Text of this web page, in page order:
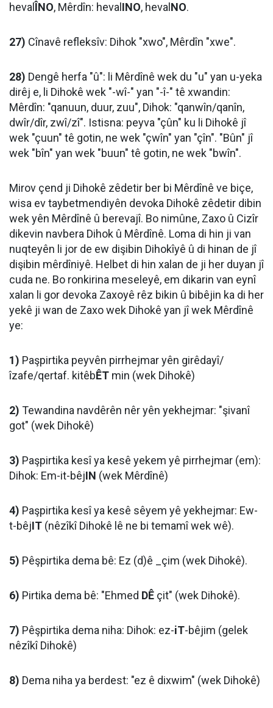
heval ÎNO, Mêrdîn: heval INO, heval NO.
27) Cînavê refleksîv: Dihok "xwo", Mêrdîn "xwe".
28) Dengê herfa "û": li Mêrdînê wek du "u" yan u-yeka
dirêj e, li Dihokê wek "-wî-" yan "-î-" tê xwandin:
Mêrdîn: "qanuun, duur, zuu", Dihok: "qanwîn/qanîn,
dwîr/dîr, zwî/zî". Istisna: peyva "çûn" ku li Dihokê jî
wek "çuun" tê gotin, ne wek "çwîn" yan "çîn". "Bûn" jî
wek "bîn" yan wek "buun" tê gotin, ne wek "bwîn".
Mirov çend ji Dihokê zêdetir ber bi Mêrdînê ve biçe,
wisa ev taybetmendiyên devoka Dihokê zêdetir dibin
wek yên Mêrdînê û berevajî. Bo nimûne, Zaxo û Cizîr
dikevin navbera Dihok û Mêrdînê. Loma di hin ji van
nuqteyên li jor de ew dişibin Dihokîyê û di hinan de jî
dişibin mêrdîniyê. Helbet di hin xalan de ji her duyan jî
cuda ne. Bo ronkirina meseleyê, em dikarin van eynî
xalan li gor devoka Zaxoyê rêz bikin û bibêjin ka di her
yekê ji wan de Zaxo wek Dihokê yan jî wek Mêrdînê
ye:
1) Paşpirtika peyvên pirrhejmar yên girêdayî/
îzafe/qertaf. kitêbÊT min (wek Dihokê)
2) Tewandina navdêrên nêr yên yekhejmar: "şivanî
got" (wek Dihokê)
3) Paşpirtika kesî ya kesê yekem yê pirrhejmar (em):
Dihok: Em-it-bêjIN (wek Mêrdînê)
4) Paşpirtika kesî ya kesê sêyem yê yekhejmar: Ew-
t-bêjIT (nêzîkî Dihokê lê ne bi temamî wek wê).
5) Pêşpirtika dema bê: Ez (d)ê _çim (wek Dihokê).
6) Pirtika dema bê: "Ehmed DÊ çit" (wek Dihokê).
7) Pêşpirtika dema niha: Dihok: ez-iT-bêjim (gelek
nêzîkî Dihokê)
8) Dema niha ya berdest: "ez ê dixwim" (wek Dihokê)